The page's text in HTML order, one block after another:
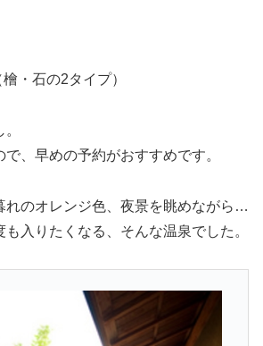
・石の2タイプ）
、早めの予約がおすすめです。
れのオレンジ色、夜景を眺めながら…
入りたくなる、そんな温泉でした。